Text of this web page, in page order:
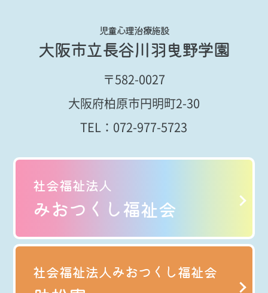
児童心理治療施設
大阪市立長谷川羽曳野学園
〒582-0027
大阪府柏原市円明町2-30
TEL： 072-977-5723
社会福祉法人
みおつくし福祉会
社会福祉法人みおつくし福祉会